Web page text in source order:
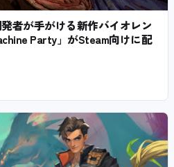
者が手がける新作バイオレン
Party」がSteam向けに配